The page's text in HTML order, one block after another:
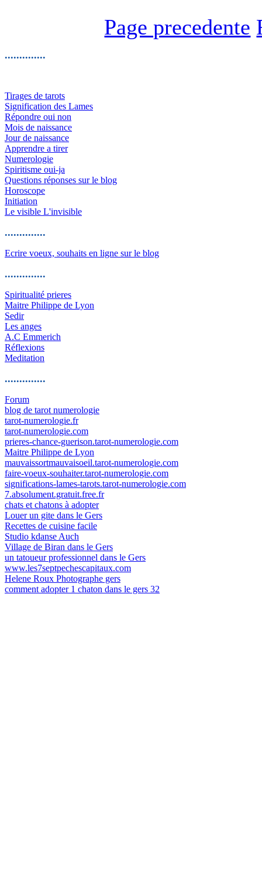
Page precedente
..............
Tirages de tarots
Signification des Lames
Répondre oui non
Mois de naissance
Jour de naissance
Apprendre a tirer
Numerologie
Spiritisme oui-ja
Questions réponses sur le blog
Horoscope
Initiation
Le visible L'invisible
..............
Ecrire voeux, souhaits en ligne sur le blog
..............
Spiritualité prieres
Maitre Philippe de Lyon
Sedir
Les anges
A.C Emmerich
Réflexions
Meditation
..............
Forum
blog de tarot numerologie
tarot-numerologie.fr
tarot-numerologie.com
prieres-chance-guerison.tarot-numerologie.com
Maitre Philippe de Lyon
mauvaissortmauvaisoeil.tarot-numerologie.com
faire-voeux-souhaiter.tarot-numerologie.com
significations-lames-tarots.tarot-numerologie.com
7.absolument.gratuit.free.fr
chats et chatons à adopter
Louer un gite dans le Gers
Recettes de cuisine facile
Studio kdanse Auch
Village de Biran dans le Gers
un tatoueur professionnel dans le Gers
www.les7septpechescapitaux.com
Helene Roux Photographe gers
comment adopter 1 chaton dans le gers 32